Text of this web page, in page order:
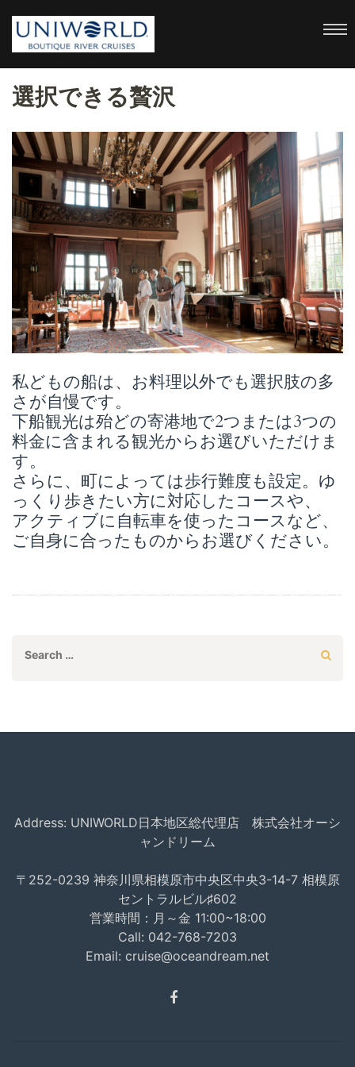
uniworld
選択できる贅沢
私どもの船は、お料理以外でも選択肢の多
さが自慢です。
下船観光は殆どの寄港地で2つまたは3つの
料金に含まれる観光からお選びいただけま
す。
さらに、町によっては歩行難度も設定。ゆ
っくり歩きたい方に対応したコースや、
アクティブに自転車を使ったコースなど、
ご自身に合ったものからお選びください。
Search
Address: UNIWORLD日本地区総代理店 株式会社オーシ
ャンドリーム
〒252-0239 神奈川県相模原市中央区中央3-14-7 相模原
セントラルビル♯602
営業時間：月～金 11:00~18:00
Call: 042-768-7203
Email: cruise@oceandream.net